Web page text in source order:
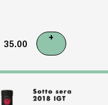
35.00
+